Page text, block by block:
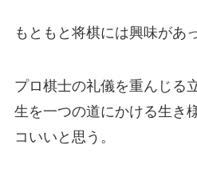
もともと将棋には興味があ
プロ棋士の礼儀を重んじる
生を一つの道にかける生き
コいいと思う。